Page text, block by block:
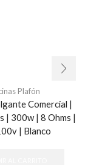
Plafón
Comercial |
| 300w | 8 Ohms |
| Blanco